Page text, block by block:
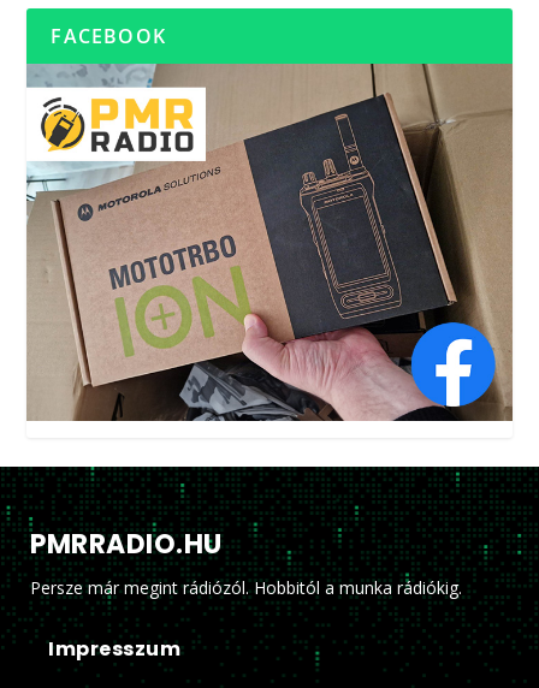
FACEBOOK
PMRRADIO.HU
Persze már megint rádiózól. Hobbitól a munka rádiókig.
Impresszum